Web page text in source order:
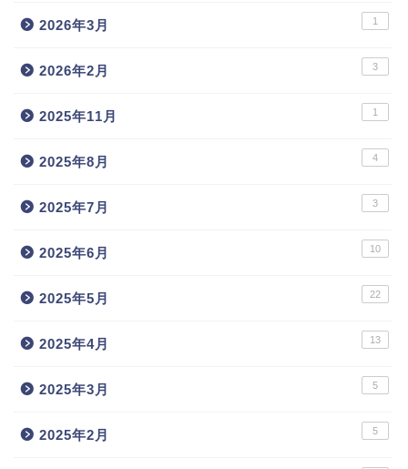
2026年3月 1
2026年2月 3
2025年11月 1
2025年8月 4
2025年7月 3
2025年6月 10
2025年5月 22
2025年4月 13
2025年3月 5
2025年2月 5